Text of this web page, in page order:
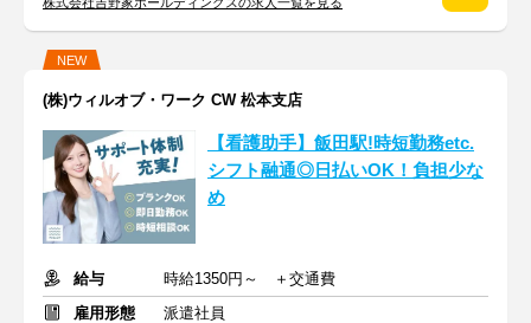
NEW
(株)ウィルオブ・ワーク CW 松本支店
【看護助手】飯田駅!時短勤務etc.
シフト融通◎日払いOK！負担少な
め
給与
時給1350円～ ＋交通費
雇用形態
派遣社員